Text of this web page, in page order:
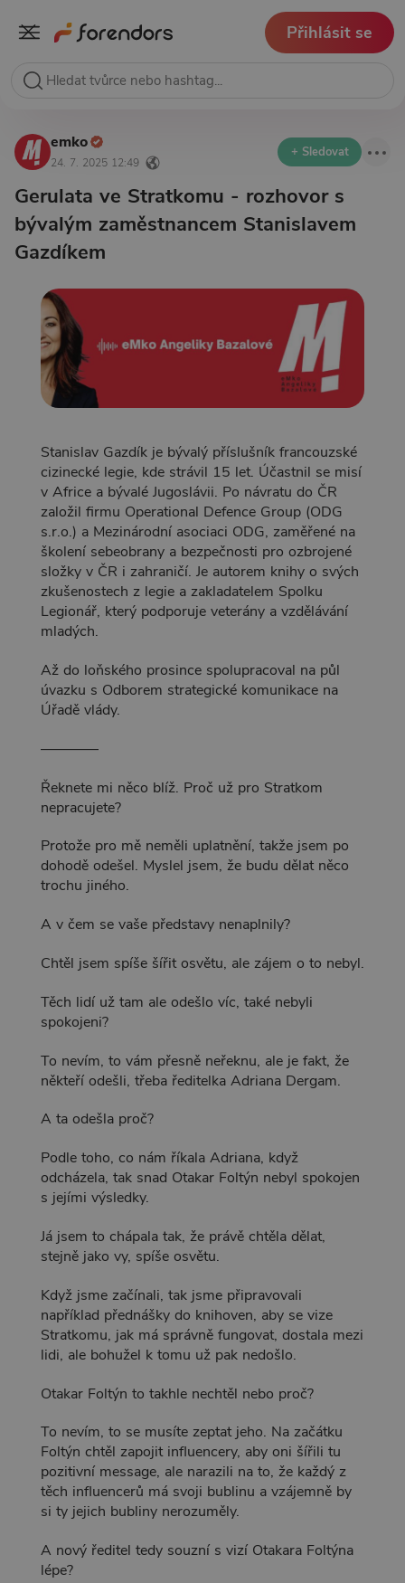
Přihlásit se
emko
24. 7. 2025 12:49
+ Sledovat
Gerulata ve Stratkomu - rozhovor s
bývalým zaměstnancem Stanislavem
Gazdíkem
Stanislav Gazdík je bývalý příslušník francouzské
cizinecké legie, kde strávil 15 let. Účastnil se misí
v Africe a bývalé Jugoslávii. Po návratu do ČR
založil firmu Operational Defence Group (ODG
s.r.o.) a Mezinárodní asociaci ODG, zaměřené na
školení sebeobrany a bezpečnosti pro ozbrojené
složky v ČR i zahraničí. Je autorem knihy o svých
zkušenostech z legie a zakladatelem Spolku
Legionář, který podporuje veterány a vzdělávání
mladých.
Až do loňského prosince spolupracoval na půl
úvazku s Odborem strategické komunikace na
Úřadě vlády.
————
Řeknete mi něco blíž. Proč už pro Stratkom
nepracujete?
Protože pro mě neměli uplatnění, takže jsem po
dohodě odešel. Myslel jsem, že budu dělat něco
trochu jiného.
A v čem se vaše představy nenaplnily?
Chtěl jsem spíše šířit osvětu, ale zájem o to nebyl.
Těch lidí už tam ale odešlo víc, také nebyli
spokojeni?
To nevím, to vám přesně neřeknu, ale je fakt, že
někteří odešli, třeba ředitelka Adriana Dergam.
A ta odešla proč?
Podle toho, co nám říkala Adriana, když
odcházela, tak snad Otakar Foltýn nebyl spokojen
s jejími výsledky.
Já jsem to chápala tak, že právě chtěla dělat,
stejně jako vy, spíše osvětu.
Když jsme začínali, tak jsme připravovali
například přednášky do knihoven, aby se vize
Stratkomu, jak má správně fungovat, dostala mezi
lidi, ale bohužel k tomu už pak nedošlo.
Otakar Foltýn to takhle nechtěl nebo proč?
To nevím, to se musíte zeptat jeho. Na začátku
Foltýn chtěl zapojit influencery, aby oni šířili tu
pozitivní message, ale narazili na to, že každý z
těch influencerů má svoji bublinu a vzájemně by
si ty jejich bubliny nerozuměly.
A nový ředitel tedy souzní s vizí Otakara Foltýna
lépe?